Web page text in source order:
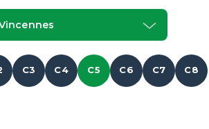
C3 C4 C5 C6 C7 C8